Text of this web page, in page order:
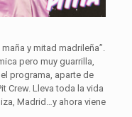
y mitad madrileña”.
pero muy guarrilla,
programa, aparte de
Crew. Lleva toda la vida
Madrid…y ahora viene